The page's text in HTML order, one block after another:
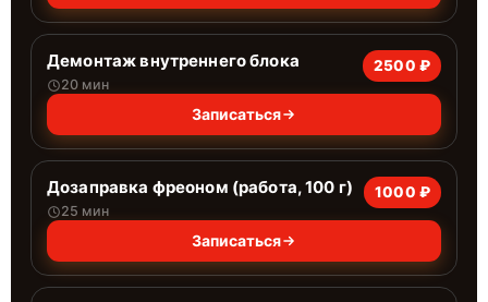
Демонтаж внутреннего блока
20 мин
2500 ₽
Записаться
Дозаправка фреоном (работа, 100 г)
25 мин
1000 ₽
Записаться